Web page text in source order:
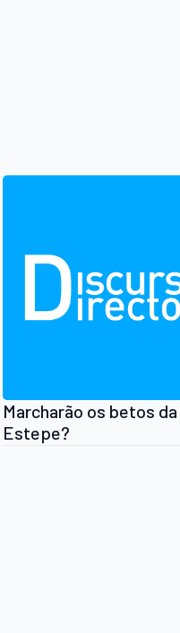
Marcharão os betos
Estepe?